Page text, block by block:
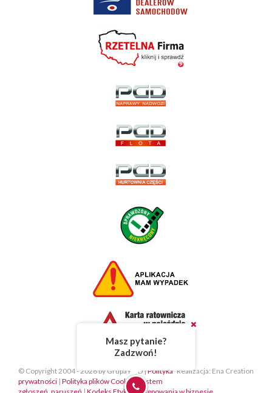
Realizacja: Ena Creation
© Copyright 2004 - 2026 by Grupa PGD | Polityka
prywatności | Polityka plików Cookie| System
Masz pytanie?
Zadzwoń!